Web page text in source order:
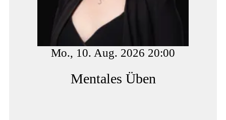
Mo., 10. Aug. 2026 20:00
Mentales Üben